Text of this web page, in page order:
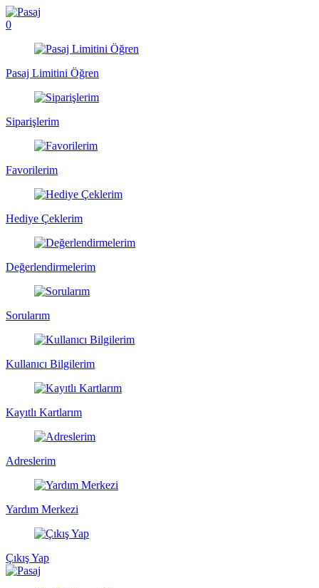
0
Pasaj Limitini Öğren
Siparişlerim
Favorilerim
Hediye Çeklerim
Değerlendirmelerim
Sorularım
Kullanıcı Bilgilerim
Kayıtlı Kartlarım
Adreslerim
Yardım Merkezi
Çıkış Yap